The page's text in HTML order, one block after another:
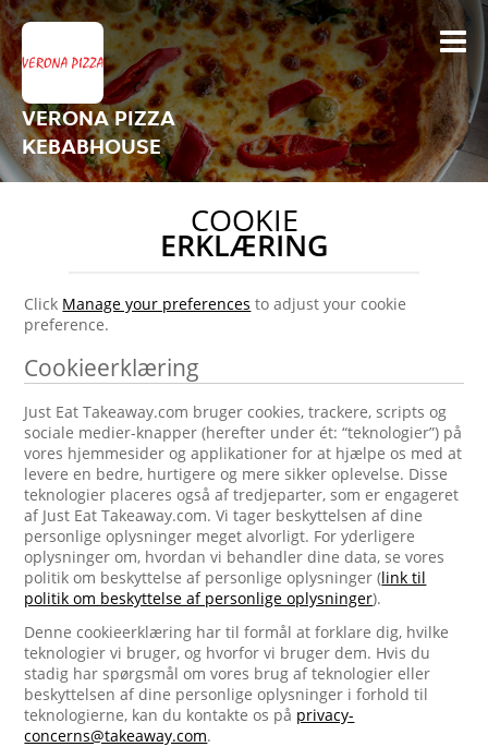
VERONA PIZZA
KEBABHOUSE
COOKIE
ERKLÆRING
Click Manage your preferences to adjust your cookie
preference.
Cookieerklæring
Just Eat Takeaway.com bruger cookies, trackere, scripts og
sociale medier-knapper (herefter under ét: “teknologier”) på
vores hjemmesider og applikationer for at hjælpe os med at
levere en bedre, hurtigere og mere sikker oplevelse. Disse
teknologier placeres også af tredjeparter, som er engageret
af Just Eat Takeaway.com. Vi tager beskyttelsen af dine
personlige oplysninger meget alvorligt. For yderligere
oplysninger om, hvordan vi behandler dine data, se vores
politik om beskyttelse af personlige oplysninger (link til
politik om beskyttelse af personlige oplysninger).
Denne cookieerklæring har til formål at forklare dig, hvilke
teknologier vi bruger, og hvorfor vi bruger dem. Hvis du
stadig har spørgsmål om vores brug af teknologier eller
beskyttelsen af dine personlige oplysninger i forhold til
teknologierne, kan du kontakte os på privacy-
concerns@takeaway.com.